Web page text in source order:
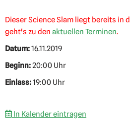
Dieser Science Slam liegt bereits in
geht's zu den aktuellen Terminen.
Datum:16.11.2019
Beginn:20:00 Uhr
Einlass:19:00 Uhr
In Kalender eintragen